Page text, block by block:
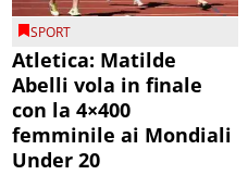
SPORT
Atletica: Matilde
Abelli vola in finale
con la 4×400
femminile ai Mondiali
Under 20